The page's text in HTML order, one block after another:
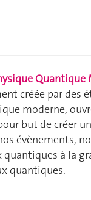
Quantique
créée par des
moderne,
but de créer
évènements,
quantiques à la
quantiques.